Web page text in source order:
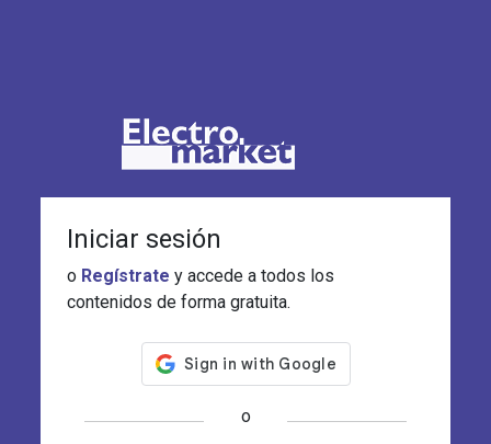
Iniciar sesión
o Regístrate y accede a todos los
contenidos de forma gratuita.
o